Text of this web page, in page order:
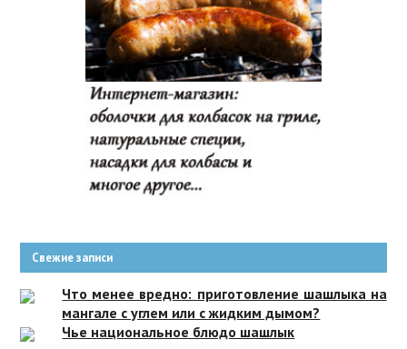
Свежие записи
Что менее вредно: приготовление шашлыка на
мангале с углем или с жидким дымом?
Чье национальное блюдо шашлык